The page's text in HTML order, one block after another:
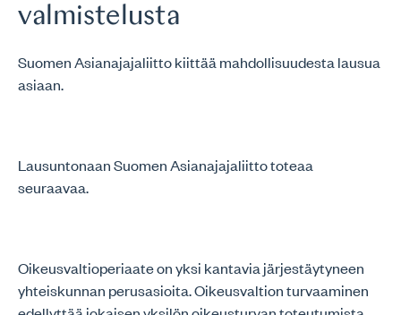
valmistelusta
Suomen Asianajajaliitto kiittää mahdollisuudesta lausua
asiaan.
Lausuntonaan Suomen Asianajajaliitto toteaa
seuraavaa.
Oikeusvaltioperiaate on yksi kantavia järjestäytyneen
yhteiskunnan perusasioita. Oikeusvaltion turvaaminen